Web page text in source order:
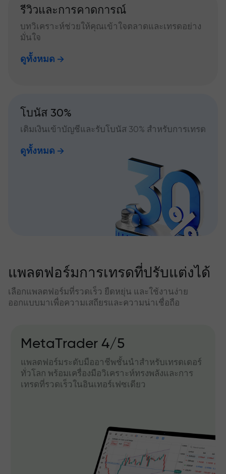
รีวิวและการคาดการณ์
บทวิเคราะห์ช่วยให้คุณเข้าใจตลาดและเทรดอย่าง
มั่นใจ
ดูทั้งหมด
โบนัส 30%
เติมเงินเข้าบัญชีและรับโบนัส 30% สำหรับการเทรด
ดูทั้งหมด
แพลตฟอร์มการเทรดที่ปรับแต่งได้
เลือกแพลตฟอร์มที่รวดเร็ว ยืดหยุ่น และใช้งานง่าย
ออกแบบมาเพื่อความเสถียรและความน่าเชื่อถือ
MetaTrader 4/5
แพลตฟอร์มระดับมืออาชีพชั้นนำสำหรับเทรดเดอร์
ทั่วโลก พร้อมเครื่องมือวิเคราะห์ทรงพลังและการ
เทรดที่รวดเร็วในอินเทอร์เฟซเดียว